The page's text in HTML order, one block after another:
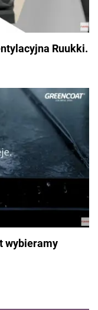
Ruukki.
wybieramy